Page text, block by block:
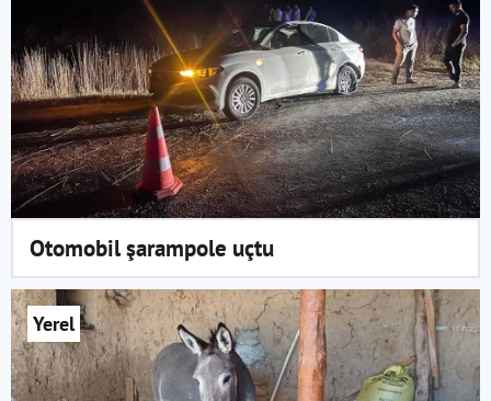
Otomobil şarampole uçtu
Yerel